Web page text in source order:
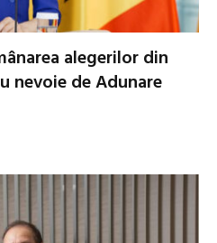
alegerilor din
nevoie de Adunare